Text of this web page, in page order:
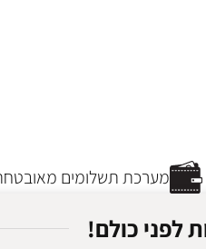
מערכת תשלומים מאובטחת
לפני כולם!